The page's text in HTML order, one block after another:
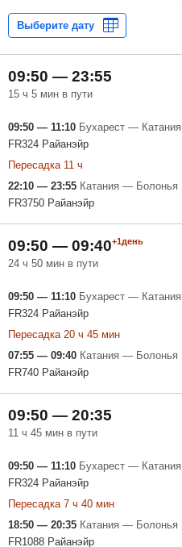
09:50 — 23:55
15 ч 5 мин в пути
09:50 — 11:10 Бухарест — Катания
FR324 Райанэйр
Пересадка 11 ч
22:10 — 23:55 Катания — Болонья
FR3750 Райанэйр
09:50 — 09:40+1день
24 ч 50 мин в пути
09:50 — 11:10 Бухарест — Катания
FR324 Райанэйр
Пересадка 20 ч 45 мин
07:55 — 09:40 Катания — Болонья
FR740 Райанэйр
09:50 — 20:35
11 ч 45 мин в пути
09:50 — 11:10 Бухарест — Катания
FR324 Райанэйр
Пересадка 7 ч 40 мин
18:50 — 20:35 Катания — Болонья
FR1088 Райанэйр